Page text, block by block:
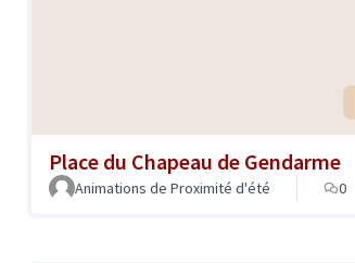
Place du Chapeau de Gendarme
Animations de Proximité d'été 0